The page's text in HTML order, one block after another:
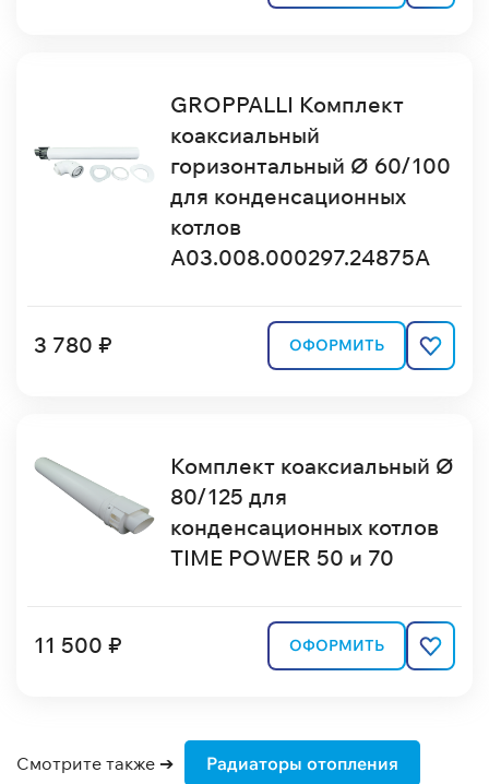
GROPPALLI Комплект
коаксиальный
горизонтальный Ø 60/100
для конденсационных
котлов
A03.008.000297.24875A
3 780 ₽ ОФОРМИТЬ
Комплект коаксиальный Ø
80/125 для
конденсационных котлов
TIME POWER 50 и 70
11 500 ₽ ОФОРМИТЬ
Смотрите также ➔ Радиаторы отопления